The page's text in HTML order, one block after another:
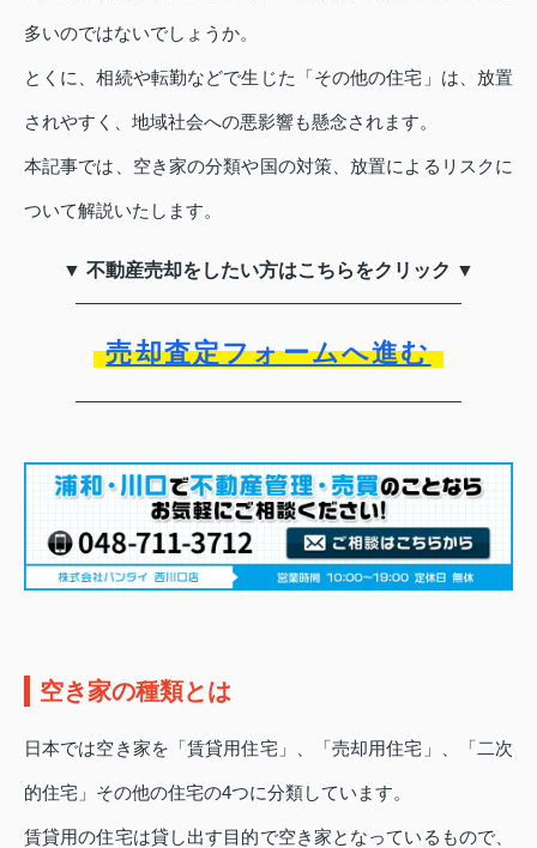
多いのではないでしょうか。
とくに、相続や転勤などで生じた「その他の住宅」は、放置
されやすく、地域社会への悪影響も懸念されます。
本記事では、空き家の分類や国の対策、放置によるリスクに
ついて解説いたします。
▼ 不動産売却をしたい方はこちらをクリック ▼
売却査定フォームへ進む
空き家の種類とは
日本では空き家を「賃貸用住宅」、「売却用住宅」、「二次
的住宅」その他の住宅の4つに分類しています。
賃貸用の住宅は貸し出す目的で空き家となっているもので、